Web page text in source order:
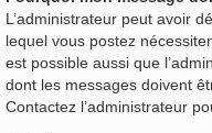
L’administrateur peut avoir
lequel vous postez
est possible aussi que
dont les messages doivent
Contactez l’administrateur